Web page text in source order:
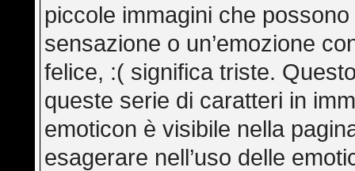
piccole immagini che
sensazione o un’emozione
felice, :( significa triste.
queste serie di caratteri in
emoticon è visibile nella
esagerare nell’uso delle